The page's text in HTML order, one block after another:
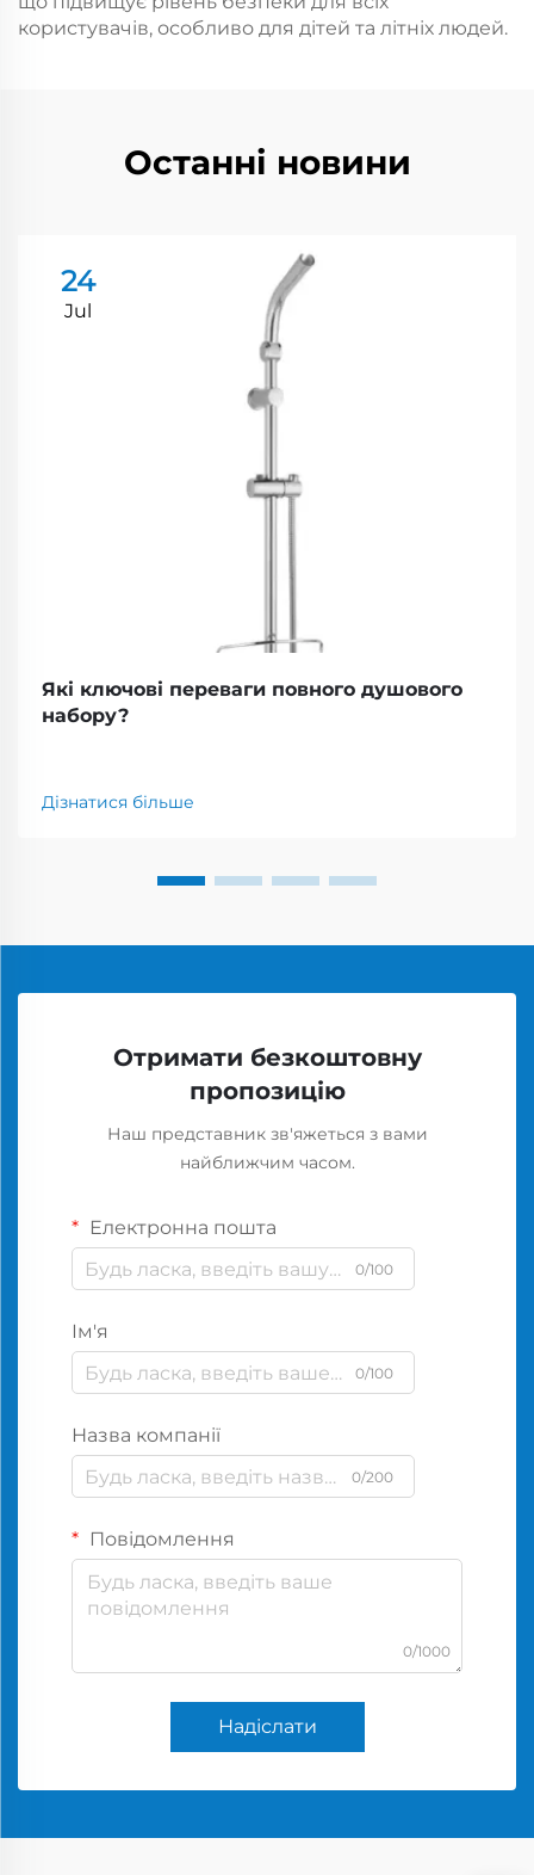
користувачів, особливо для дітей та літніх людей.
Останні новини
24
Jul
Які ключові переваги повного душового
набору?
Дізнатися більше
Отримати безкоштовну
пропозицію
Наш представник зв'яжеться з вами
найближчим часом.
Електронна пошта
0/100
Ім'я
0/100
Назва компанії
0/200
Повідомлення
0/1000
Надіслати